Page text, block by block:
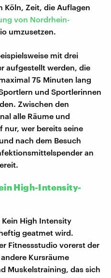
Köln, Zeit, die Auflagen
von Nordrhein-
umzusetzen.
mit drei
aufgestellt werden, die
75 Minuten lang
und Sportlerinnen
Zwischen den
alle Räume und
nur, wer bereits seine
nach dem Besuch
an
High-Intensity-
High Intensity
geatmet wird.
Fitnessstudio vorerst der
Kursräume
Muskelstraining, das sich